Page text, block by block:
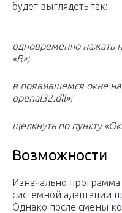
будет выглядеть так:
одновременно нажать
«R»;
в появившемся окне
openal32.dll»;
щелкнуть по пункту
Возможности
Изначально программа
системной адаптации
Однако после смены